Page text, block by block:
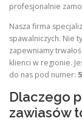
profesjonalnie
Nasza firma
spawalniczych. Nie
zapewniamy
klienci w regionie.
do nas pod numer:
Dlaczego
zawiasów